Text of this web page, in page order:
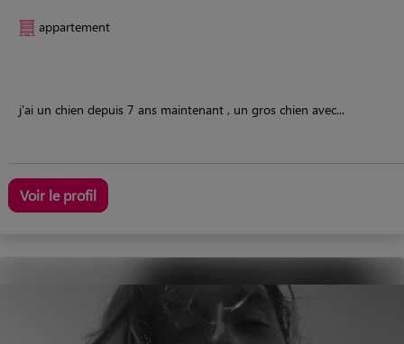
appartement
j'ai un chien depuis 7 ans maintenant , un gros chien avec...
Voir le profil